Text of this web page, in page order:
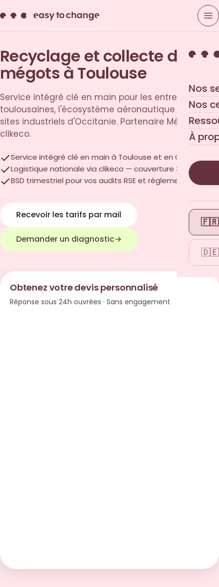
Nos
Nos
À
🇫🇷
🇩🇪
Recyclage et collecte des
mégots à Toulouse
Service intégré clé en main pour les entreprises
toulousaines, l'écosystème aéronautique et les
sites industriels d'Occitanie. Partenaire MéGO! et
clikeco.
Service intégré clé en main à Toulouse et en Occitanie
Logistique nationale via clikeco — couverture 31, 81, 32, 82
BSD trimestriel pour vos audits RSE et réglementaires
Recevoir les tarifs par mail
Demander un diagnostic→
Obtenez votre devis personnalisé
Réponse sous 24h ouvrées · Sans engagement